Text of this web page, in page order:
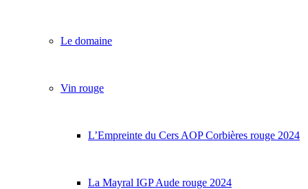
Le domaine
Vin rouge
L’Empreinte du Cers AOP Corbières rouge 2024
La Mayral IGP Aude rouge 2024